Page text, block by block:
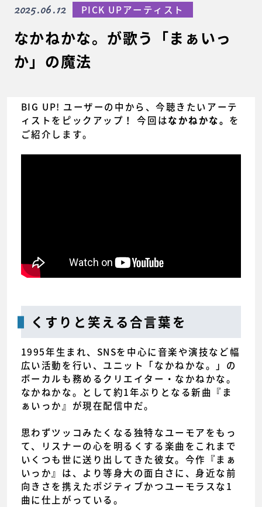
なかねかな。が歌う「まぁいっ
か」の魔法
2025.06.12 PICK UPアーティスト
BIG UP! ユーザーの中から、今聴きたいアーテ
ィストをピックアップ！ 今回はなかねかな。 を
ご紹介します。
くすりと笑える合言葉を
1995年生まれ、SNSを中心に音楽や演技など幅
広い活動を行い、ユニット「なかねかな。」の
ボーカルも務めるクリエイター・なかねかな。
なかねかな。として約1年ぶりとなる新曲『ま
ぁいっか』が現在配信中だ。
思わずツッコみたくなる独特なユーモアをもっ
て、リスナーの心を明るくする楽曲をこれまで
いくつも世に送り出してきた彼女。今作『まぁ
いっか』は、より等身大の面白さに、身近な前
向きさを携えたポジティブかつユーモラスな1
曲に仕上がっている。